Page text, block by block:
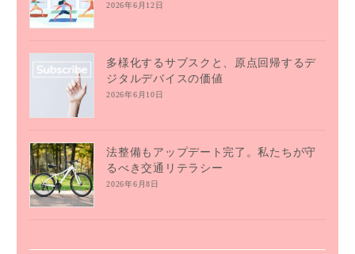
2026年6月12日
多様化するサブスクと、原点回帰するデ
ジタルデバイスの価値
2026年6月10日
法整備もアップデート完了。私たちが守
るべき交通リテラシー
2026年6月8日